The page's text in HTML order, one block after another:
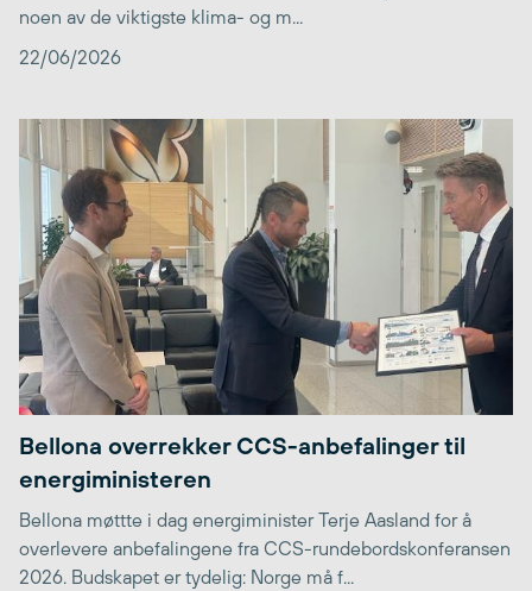
noen av de viktigste klima- og m...
22/06/2026
Bellona overrekker CCS-anbefalinger til
energiministeren
Bellona møttte i dag energiminister Terje Aasland for å
overlevere anbefalingene fra CCS-rundebordskonferansen
2026. Budskapet er tydelig: Norge må f...